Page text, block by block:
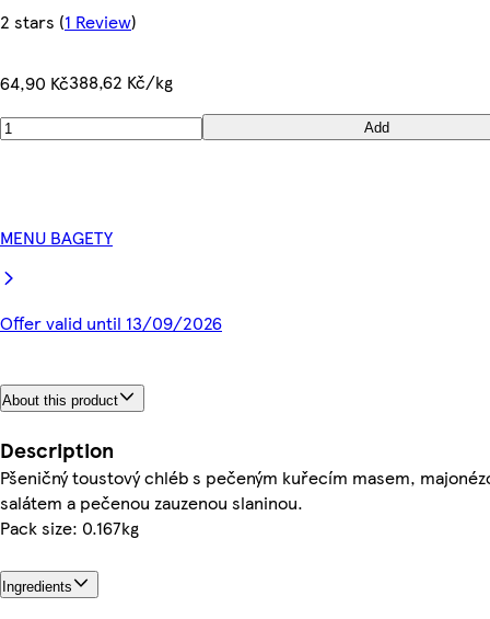
2 stars (1 Review)
64,90 Kč388,62 Kč/kg
Add
MENU BAGETY
Offer valid until 13/09/2026
About this product
Description
Pšeničný toustový chléb s pečeným kuřecím masem,
salátem a pečenou zauzenou slaninou.
Pack size: 0.167kg
Ingredients